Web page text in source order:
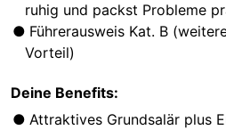
ruhig und packst Probleme
Führerausweis Kat. B
Vorteil)
Deine Benefits:
Attraktives Grundsalär plus